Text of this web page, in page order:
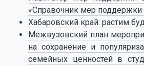
«Справочник мер
Хабаровский край: растим
Межвузовский план
на сохранение и
семейных ценностей в